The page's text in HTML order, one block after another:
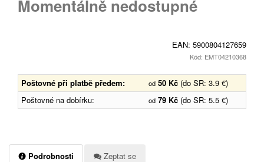
Momentálně nedostupné
EAN: 5900804127659
Kód: EMT04210368
Poštovné při platbě předem: od 50 Kč (do SR: 3.9 €)
Poštovné na dobírku:
od 79 Kč (do SR: 5.5 €)
Podrobnosti Zeptat se